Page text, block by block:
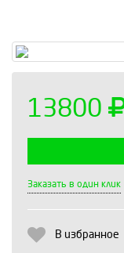
13800
Заказать в один клик
В избранное